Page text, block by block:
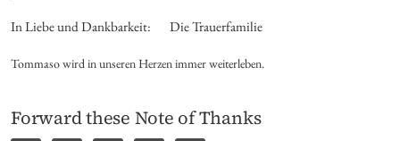
In Liebe und Dankbarkeit: Die Trauerfamilie
Tommaso wird in unseren Herzen immer weiterleben.
Forward these Note of Thanks